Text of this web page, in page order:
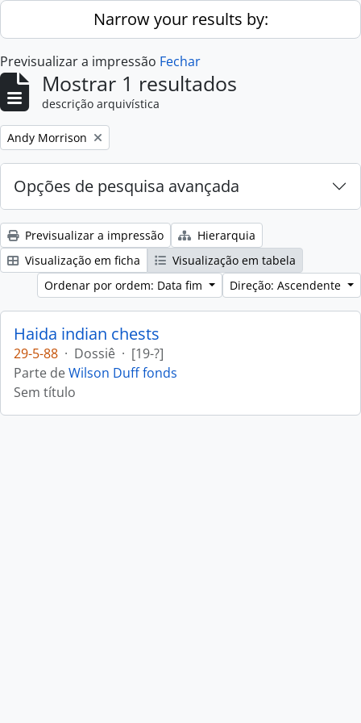
Skip to main contentNarrow your results by:
Previsualizar a impressão Fechar
Mostrar 1 resultados
descrição arquivística
Remove filter:
Andy Morrison
Opções de pesquisa avançada
Previsualizar a impressão
Hierarquia
Visualização em ficha
Visualização em tabela
Ordenar por ordem: Data fim
Direção: Ascendente
Haida indian chests
29-5-88 · Dossiê · [19-?]
Parte deWilson Duff fonds
Sem título